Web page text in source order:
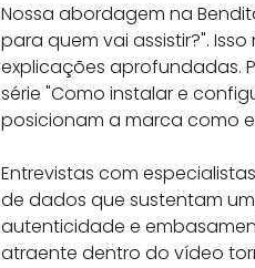
Nossa abordagem na
para quem vai assistir?".
explicações aprofundadas.
série "Como instalar e
posicionam a marca como
Entrevistas com
de dados que sustentam
autenticidade e
atraente dentro do vídeo